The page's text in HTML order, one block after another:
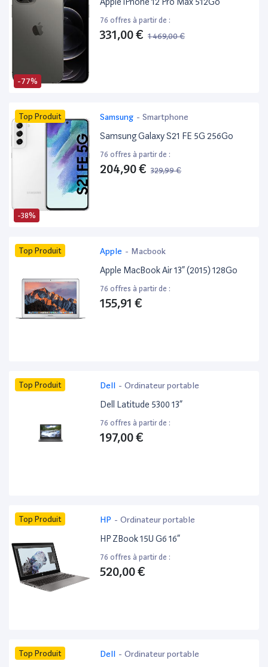
-77%
76 offres à partir de :
331,00 € 1 469,00 €
-38%
Top Produit Samsung - Smartphone
Samsung Galaxy S21 FE 5G 256Go
76 offres à partir de :
204,90 € 329,99 €
Top Produit Apple - Macbook
Apple MacBook Air 13” (2015) 128Go
76 offres à partir de :
155,91 €
Top Produit Dell - Ordinateur portable
Dell Latitude 5300 13”
76 offres à partir de :
197,00 €
Top Produit HP - Ordinateur portable
HP ZBook 15U G6 16”
76 offres à partir de :
520,00 €
Top Produit Dell - Ordinateur portable